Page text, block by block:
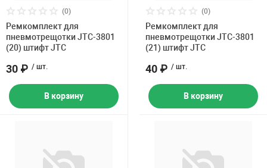
Накачка колес
Оборудование
Мотоадаптеры
Правка дисков
Разное
(0)
Ремкомплект для
пневмотрещотки JTC-3801
(20) штифт JTC
30 ₽ / шт.
В корзину
(0)
Ремкомплект для
пневмотрещотки JTC-3801
(21) штифт JTC
40 ₽ / шт.
В корзину